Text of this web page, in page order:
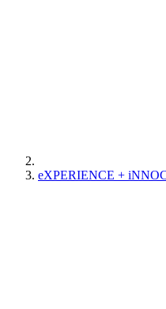
eXPERIENCE +